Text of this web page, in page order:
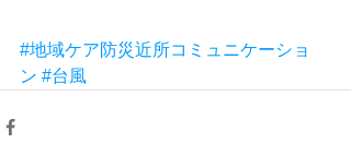
#地域ケア防災近所コミュニケーショ
ン #台風